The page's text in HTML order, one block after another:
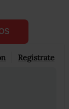
Registrate